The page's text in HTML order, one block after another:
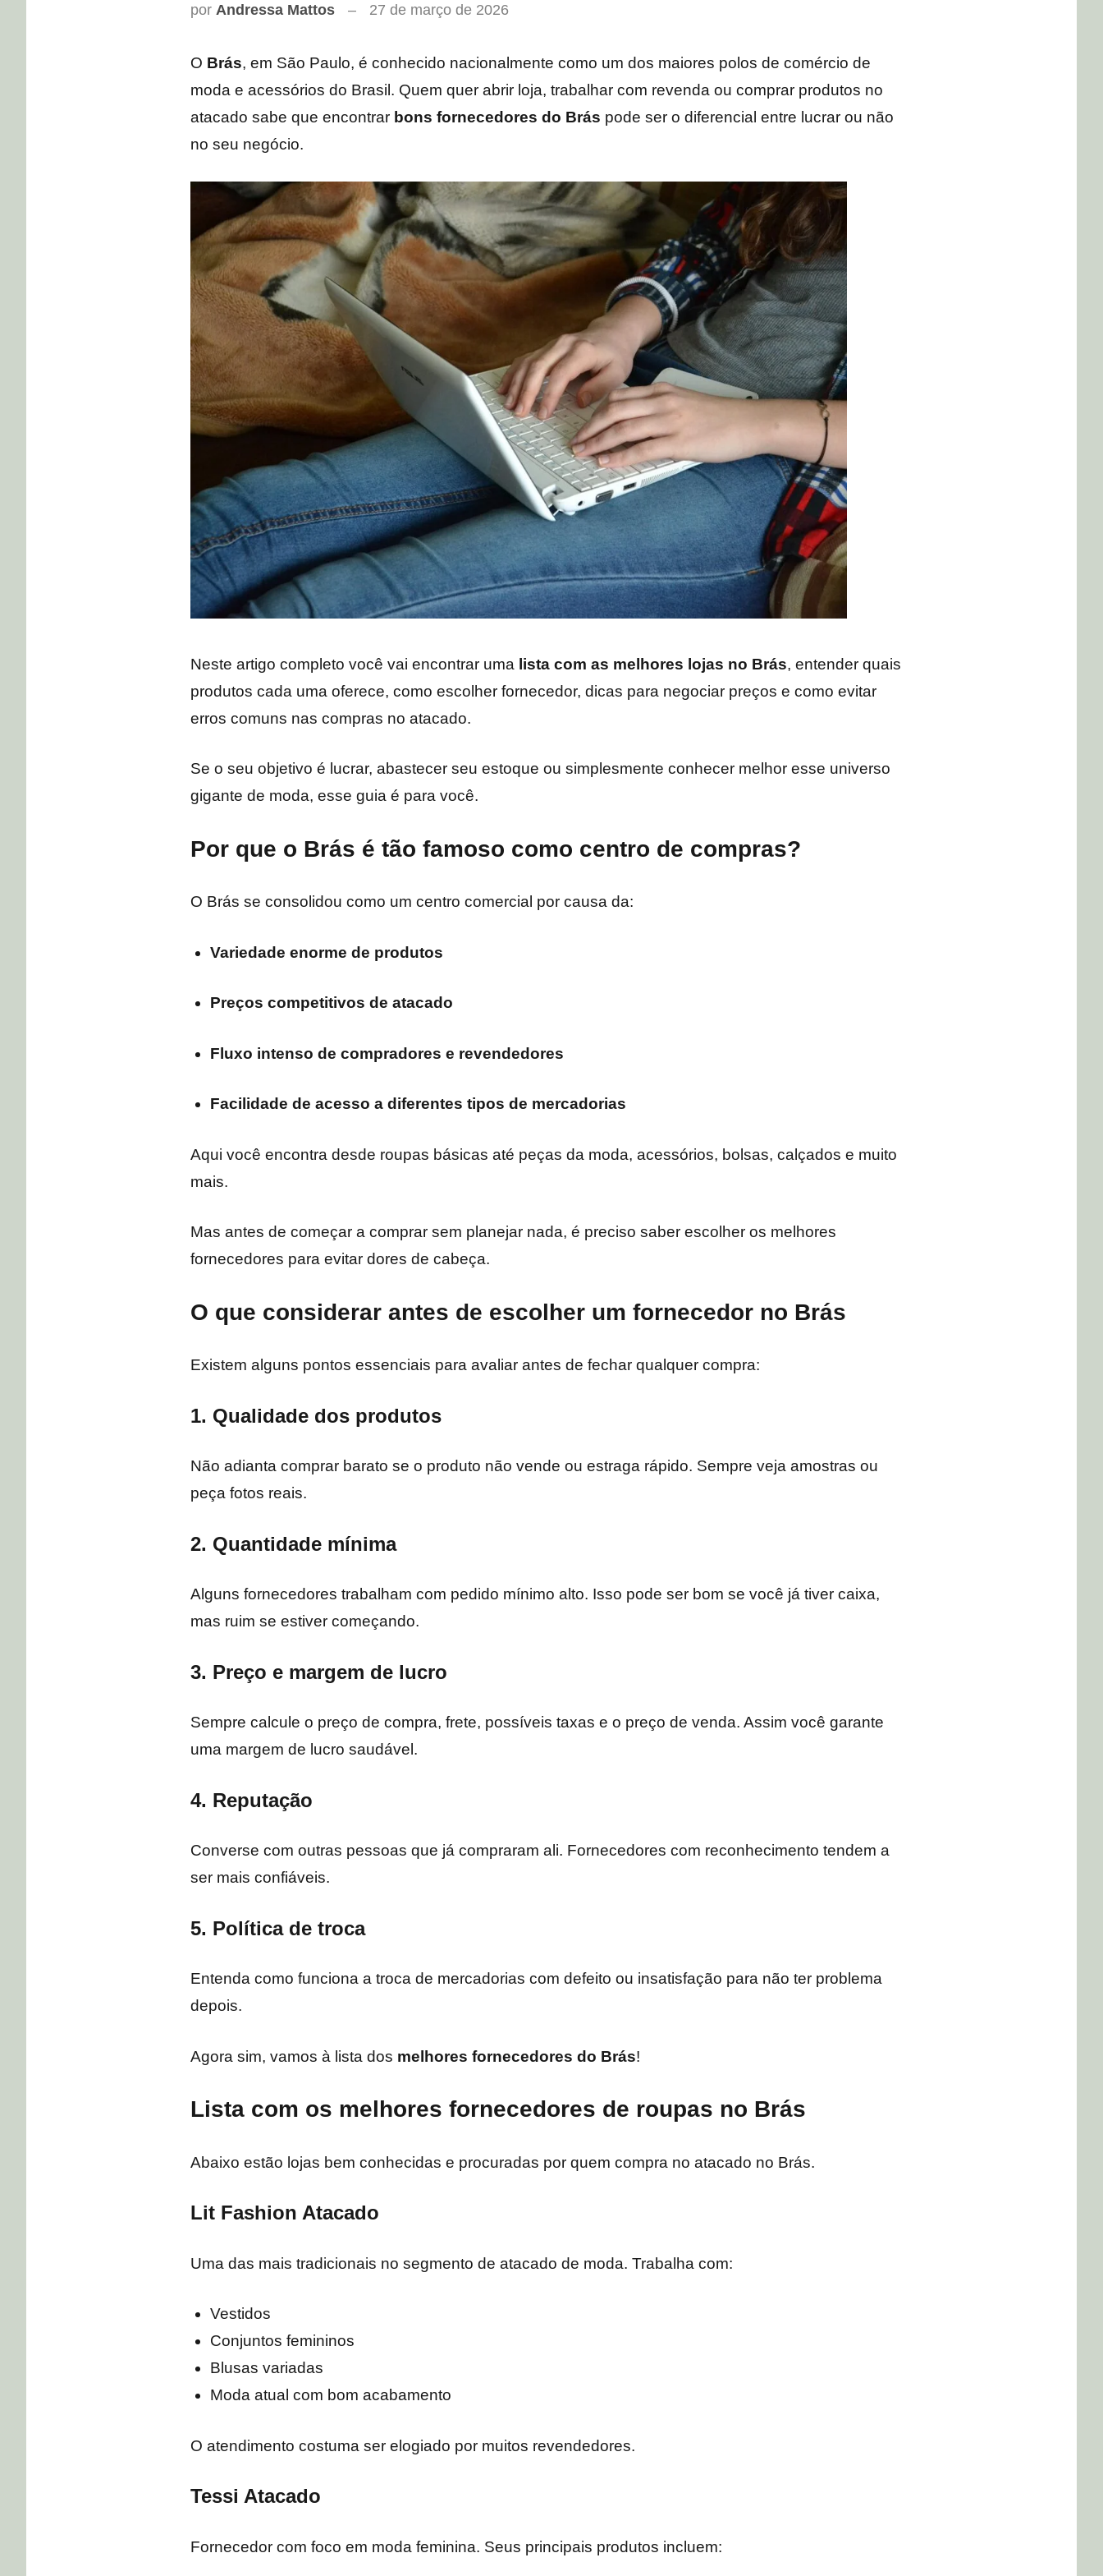
por Andressa Mattos 27 de março de 2026
O Brás, em São Paulo, é conhecido nacionalmente como um dos maiores polos de comércio de
moda e acessórios do Brasil. Quem quer abrir loja, trabalhar com revenda ou comprar produtos no
atacado sabe que encontrar bons fornecedores do Brás pode ser o diferencial entre lucrar ou não
no seu negócio.
Neste artigo completo você vai encontrar uma lista com as melhores lojas no Brás, entender quais
produtos cada uma oferece, como escolher fornecedor, dicas para negociar preços e como evitar
erros comuns nas compras no atacado.
Se o seu objetivo é lucrar, abastecer seu estoque ou simplesmente conhecer melhor esse universo
gigante de moda, esse guia é para você.
Por que o Brás é tão famoso como centro de compras?
O Brás se consolidou como um centro comercial por causa da:
Variedade enorme de produtos
Preços competitivos de atacado
Fluxo intenso de compradores e revendedores
Facilidade de acesso a diferentes tipos de mercadorias
Aqui você encontra desde roupas básicas até peças da moda, acessórios, bolsas, calçados e muito
mais.
Mas antes de começar a comprar sem planejar nada, é preciso saber escolher os melhores
fornecedores para evitar dores de cabeça.
O que considerar antes de escolher um fornecedor no Brás
Existem alguns pontos essenciais para avaliar antes de fechar qualquer compra:
1. Qualidade dos produtos
Não adianta comprar barato se o produto não vende ou estraga rápido. Sempre veja amostras ou
peça fotos reais.
2. Quantidade mínima
Alguns fornecedores trabalham com pedido mínimo alto. Isso pode ser bom se você já tiver caixa,
mas ruim se estiver começando.
3. Preço e margem de lucro
Sempre calcule o preço de compra, frete, possíveis taxas e o preço de venda. Assim você garante
uma margem de lucro saudável.
4. Reputação
Converse com outras pessoas que já compraram ali. Fornecedores com reconhecimento tendem a
ser mais confiáveis.
5. Política de troca
Entenda como funciona a troca de mercadorias com defeito ou insatisfação para não ter problema
depois.
Agora sim, vamos à lista dos melhores fornecedores do Brás!
Lista com os melhores fornecedores de roupas no Brás
Abaixo estão lojas bem conhecidas e procuradas por quem compra no atacado no Brás.
Lit Fashion Atacado
Uma das mais tradicionais no segmento de atacado de moda. Trabalha com:
Vestidos
Conjuntos femininos
Blusas variadas
Moda atual com bom acabamento
O atendimento costuma ser elogiado por muitos revendedores.
Tessi Atacado
Fornecedor com foco em moda feminina. Seus principais produtos incluem: